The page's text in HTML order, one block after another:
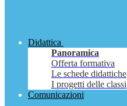
Didattica
Panoramica
Offerta formativa
Le schede didattiche
I progetti delle classi
Comunicazioni